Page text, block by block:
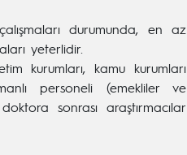
durumunda, en az
yeterlidir.
kurumları, kamu kurumları
personeli (emekliler ve
sonrası araştırmacılar